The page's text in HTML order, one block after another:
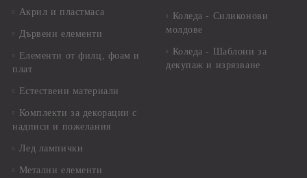
Акрил и пластмаса
Дървени елементи
Елементи от филц, фоам и
плат
Естествени материали
Комплекти за декорации с
надписи и пожелания
Лед лампички
Метални елементи
Коледа - Силиконови
молдове
Коледа - Шаблони за
декупаж и изрязване